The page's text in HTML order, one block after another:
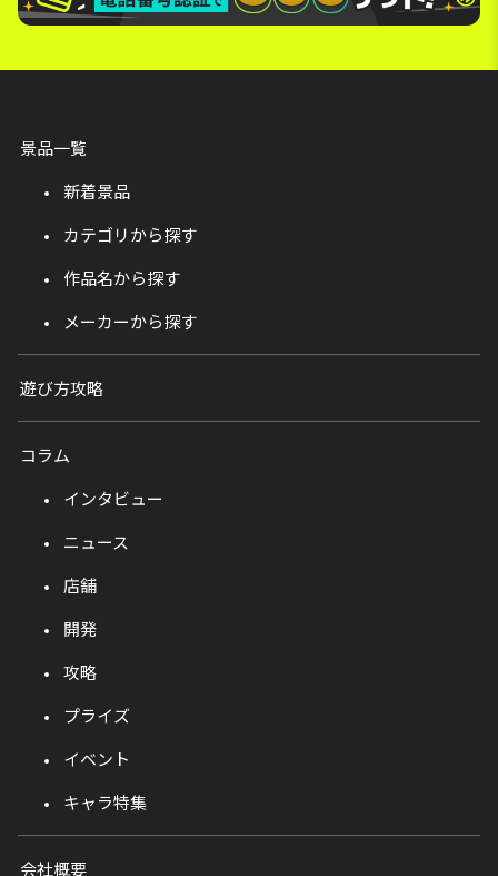
景品一覧
新着景品
カテゴリから探す
作品名から探す
メーカーから探す
遊び方攻略
コラム
インタビュー
ニュース
店舗
開発
攻略
プライズ
イベント
キャラ特集
会社概要